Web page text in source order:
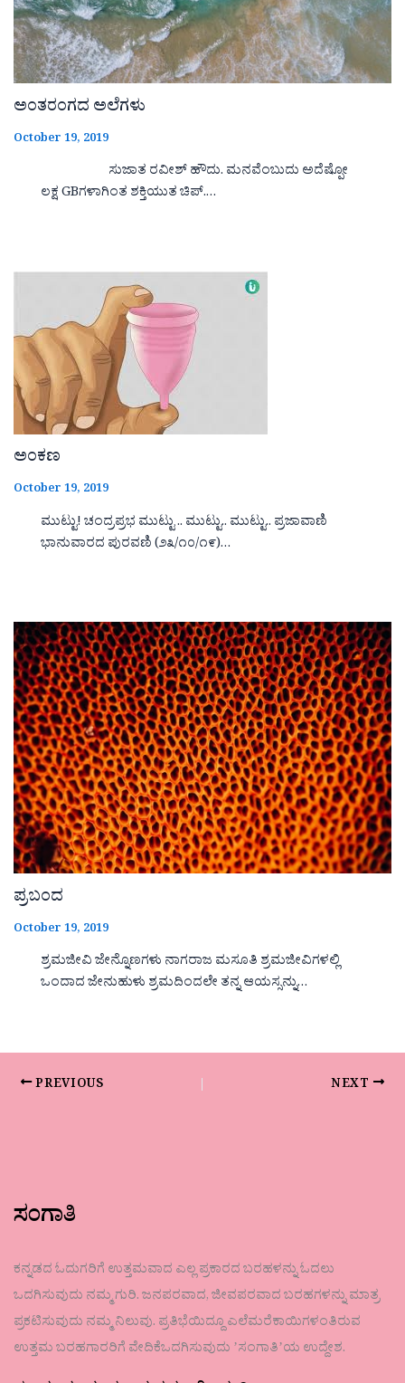
ಅಂತರಂಗದ ಅಲೆಗಳು
October 19, 2019
ಸುಜಾತ ರವೀಶ್ ಹೌದು. ಮನವೆಂಬುದು ಅದೆಷ್ಪೋ
ಲಕ್ಷ GBಗಳಾಗಿಂತ ಶಕ್ತಿಯುತ ಚಿಪ್.…
ಅಂಕಣ
October 19, 2019
ಮುಟ್ಟು! ಚಂದ್ರಪ್ರಭ ಮುಟ್ಟು .. ಮುಟ್ಟು.. ಮುಟ್ಟು.. ಪ್ರಜಾವಾಣಿ
ಭಾನುವಾರದ ಪುರವಣಿ (೨೩/೧೦/೧೯)…
ಪ್ರಬಂದ
October 19, 2019
ಶ್ರಮಜೀವಿ ಜೇನ್ನೊಣಗಳು ನಾಗರಾಜ ಮಸೂತಿ ಶ್ರಮಜೀವಿಗಳಲ್ಲಿ
ಒಂದಾದ ಜೇನುಹುಳು ಶ್ರಮದಿಂದಲೇ ತನ್ನ ಆಯಸ್ಸನ್ನು…
PREVIOUS NEXT
ಸಂಗಾತಿ
ಕನ್ನಡದ ಓದುಗರಿಗೆ ಉತ್ತಮವಾದ ಎಲ್ಲ ಪ್ರಕಾರದ ಬರಹಳನ್ನು ಓದಲು
ಒದಗಿಸುವುದು ನಮ್ಮ ಗುರಿ. ಜನಪರವಾದ, ಜೀವಪರವಾದ ಬರಹಗಳನ್ನು ಮಾತ್ರ
ಪ್ರಕಟಿಸುವುದು ನಮ್ಮ ನಿಲುವು. ಪ್ರತಿಭೆಯಿದ್ದೂ ಎಲೆಮರೆಕಾಯಿಗಳಂತಿರುವ
ಉತ್ತಮ ಬರಹಗಾರರಿಗೆ ವೇದಿಕೆಒದಗಿಸುವುದು ʼಸಂಗಾತಿʼಯ ಉದ್ದೇಶ.